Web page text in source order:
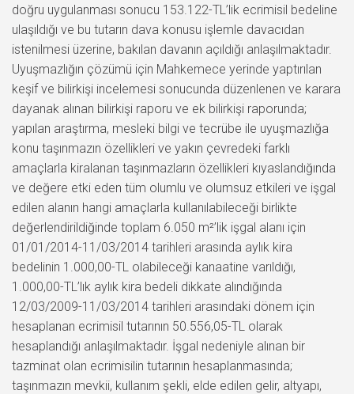
doğru uygulanması sonucu 153.122-TL’lik ecrimisil bedeline
ulaşıldığı ve bu tutarın dava konusu işlemle davacıdan
istenilmesi üzerine, bakılan davanın açıldığı anlaşılmaktadır.
Uyuşmazlığın çözümü için Mahkemece yerinde yaptırılan
keşif ve bilirkişi incelemesi sonucunda düzenlenen ve karara
dayanak alınan bilirkişi raporu ve ek bilirkişi raporunda;
yapılan araştırma, mesleki bilgi ve tecrübe ile uyuşmazlığa
konu taşınmazın özellikleri ve yakın çevredeki farklı
amaçlarla kiralanan taşınmazların özellikleri kıyaslandığında
ve değere etki eden tüm olumlu ve olumsuz etkileri ve işgal
edilen alanın hangi amaçlarla kullanılabileceği birlikte
değerlendirildiğinde toplam 6.050 m²’lik işgal alanı için
01/01/2014-11/03/2014 tarihleri arasında aylık kira
bedelinin 1.000,00-TL olabileceği kanaatine varıldığı,
1.000,00-TL’lık aylık kira bedeli dikkate alındığında
12/03/2009-11/03/2014 tarihleri arasındaki dönem için
hesaplanan ecrimisil tutarının 50.556,05-TL olarak
hesaplandığı anlaşılmaktadır. İşgal nedeniyle alınan bir
tazminat olan ecrimisilin tutarının hesaplanmasında;
taşınmazın mevkii, kullanım şekli, elde edilen gelir, altyapı,